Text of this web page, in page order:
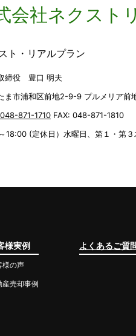
ト・リアルプラン
締役 豊口 明夫
ま市浦和区前地2-9-9 プルメリア前
048-871-1710 FAX: 048-871-1810
18:00 (定休日）水曜日、第１・第３
様実例
様の声
産売却事例
よくあるご質